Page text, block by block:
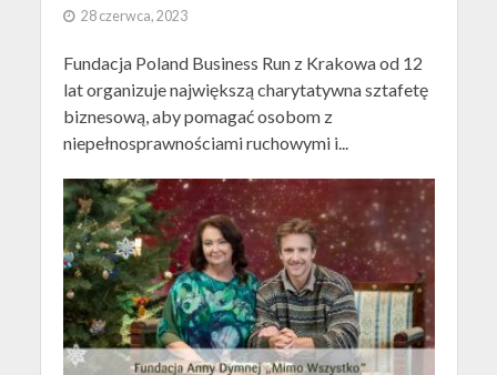
28 czerwca, 2023
Fundacja Poland Business Run z Krakowa od 12
lat organizuje największą charytatywna sztafetę
biznesową, aby pomagać osobom z
niepełnosprawnościami ruchowymi i...